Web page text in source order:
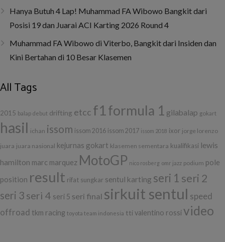
Hanya Butuh 4 Lap! Muhammad FA Wibowo Bangkit dari
Posisi 19 dan Juarai ACI Karting 2026 Round 4
Muhammad FA Wibowo di Viterbo, Bangkit dari Insiden dan
Kini Bertahan di 10 Besar Klasemen
All Tags
2015 balap debut drifting etcc f1formula 1 gilabalap gokart
hasil ichan issom issom 2016 issom 2017 issom 2018 ixor jorge lorenzo
juara juara nasional kejurnas gokart klasemen sementara kualifikasi lewis
hamilton marc marquez MotoGP nico rosberg omr jazz podium pole
position result rifat sungkar sentul karting seri 1 seri 2
seri 3 seri 4 seri 5 seri final sirkuit sentul speed
offroad tkm racing toyota team indonesia tti valentino rossi video